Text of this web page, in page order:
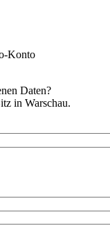
Konto
Daten?
in Warschau.